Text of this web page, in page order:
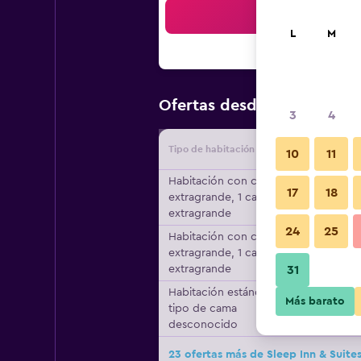
Ofertas desde Oferta
Tipo de habitación
Habitación con cama
extragrande, 1 cama
extragrande
Habitación con cama
extragrande, 1 cama
extragrande
Habitación estándar,
tipo de cama
desconocido
23 ofertas más de Sleep Inn &
L M
3 4
10 11
17 18
24 25
31
Más barato